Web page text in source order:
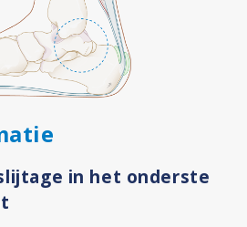
in het onderste